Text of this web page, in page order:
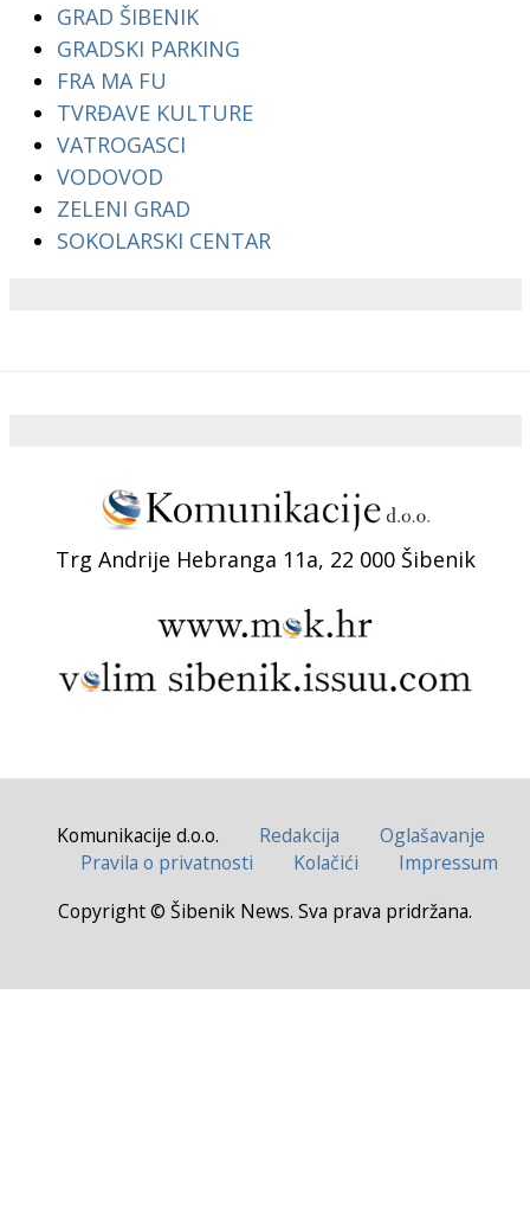
GRAD ŠIBENIK
GRADSKI PARKING
FRA MA FU
TVRĐAVE KULTURE
VATROGASCI
VODOVOD
ZELENI GRAD
SOKOLARSKI CENTAR
Trg Andrije Hebranga 11a, 22 000 Šibenik
Komunikacije d.o.o. Redakcija
Oglašavanje
Pravila o privatnosti
Kolačići
Impressum
Copyright © Šibenik News. Sva prava pridržana.